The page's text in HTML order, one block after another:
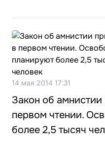
14 мая 2014 17:31
Закон об амнистии
первом чтении.
более 2,5 тысяч